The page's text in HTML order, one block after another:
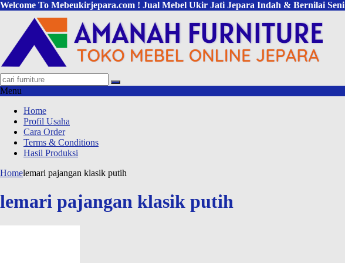
Welcome To Mebeukirjepara.com ! Jual Mebel Ukir Jati Jepara Indah & Bernilai Seni
Menu
Home
Profil Usaha
Cara Order
Terms & Conditions
Hasil Produksi
Homelemari pajangan klasik putih
lemari pajangan klasik putih